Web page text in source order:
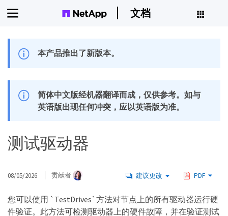
文档
本产品推出了新版本。
简体中文版经机器翻译而成，仅供参考。如与
英语版出现任何冲突，应以英语版为准。
测试驱动器
08/05/2026 贡献者 建议更改 PDF
您可以使用 `TestDrives`方法对节点上的所有驱动器运行硬
件验证。此方法可检测驱动器上的硬件故障，并在验证测试